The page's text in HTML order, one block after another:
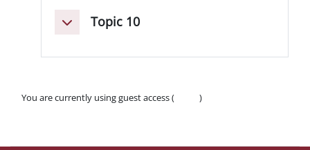
CollapseTopic 10
You are currently using guest access (
)